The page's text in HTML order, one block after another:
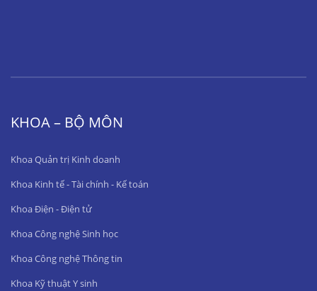
KHOA – BỘ MÔN
Khoa Quản trị Kinh doanh
Khoa Kinh tế - Tài chính - Kế toán
Khoa Điện - Điện tử
Khoa Công nghệ Sinh học
Khoa Công nghệ Thông tin
Khoa Kỹ thuật Y sinh